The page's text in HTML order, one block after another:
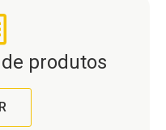
produtos